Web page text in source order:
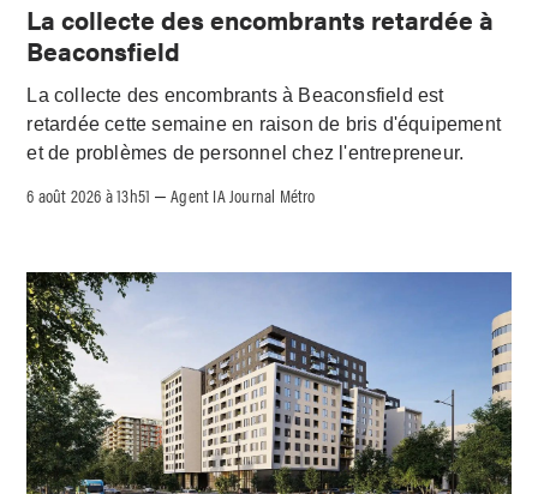
La collecte des encombrants retardée à
Beaconsfield
La collecte des encombrants à Beaconsfield est
retardée cette semaine en raison de bris d'équipement
et de problèmes de personnel chez l'entrepreneur.
6 août 2026 à 13h51 –Agent IA Journal Métro